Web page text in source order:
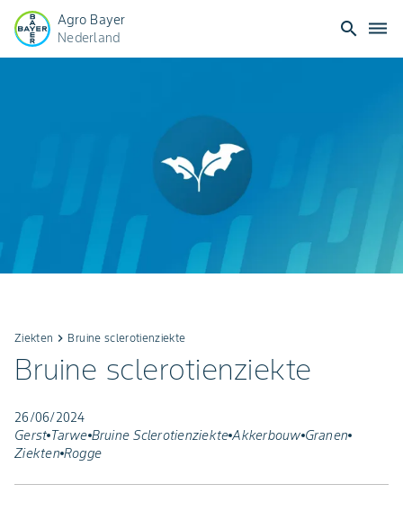
Agro Bayer
Nederland
search dehaze
Ziekten keyboard_arrow_right Bruine sclerotienziekte
Bruine sclerotienziekte
26/06/2024
Gerst Tarwe Bruine Sclerotienziekte Akkerbouw Granen
Ziekten Rogge